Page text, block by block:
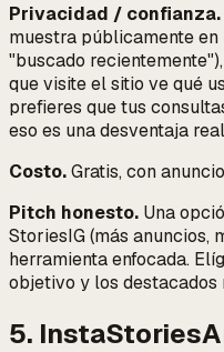
Privacidad / confianza.
muestra públicamente
"buscado
que visite el sitio ve qué
prefieres que tus
eso es una desventaja
Costo.Gratis, con
Pitch honesto. Una
StoriesIG (más anuncios,
herramienta enfocada.
objetivo y los destacados
5.